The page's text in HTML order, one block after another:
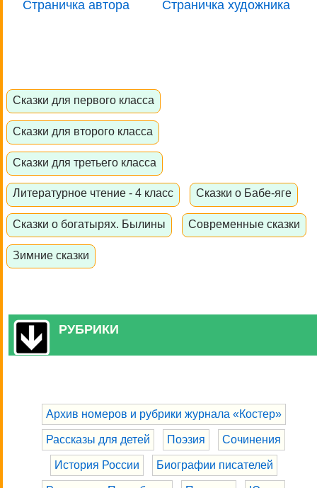
Страничка автора
Страничка художника
Сказки для первого класса
Сказки для второго класса
Сказки для третьего класса
Литературное чтение - 4 класс Сказки о Бабе-яге
Сказки о богатырях. Былины Современные сказки
Зимние сказки
РУБРИКИ
Архив номеров и рубрики журнала «Костер»
Рассказы для детей Поэзия Сочинения
История России Биографии писателей